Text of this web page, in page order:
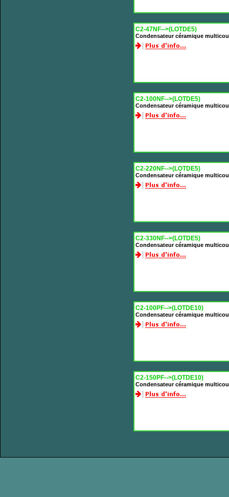
C2-47NF-->(LOTDE5)
Condensateur céramique
C2-100NF-->(LOTDE5)
Condensateur céramique
C2-220NF-->(LOTDE5)
Condensateur céramique
C2-330NF-->(LOTDE5)
Condensateur céramique
C2-100PF-->(LOTDE10)
Condensateur céramique
C2-150PF-->(LOTDE10)
Condensateur céramique